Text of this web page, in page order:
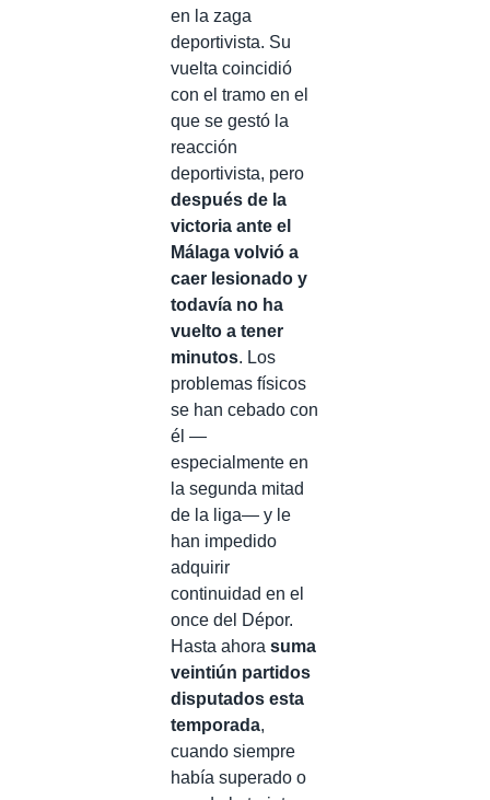
en la zaga
deportivista. Su
vuelta coincidió
con el tramo en el
que se gestó la
reacción
deportivista, pero
después de la
victoria ante el
Málaga volvió a
caer lesionado y
todavía no ha
vuelto a tener
minutos. Los
problemas físicos
se han cebado con
él —
especialmente en
la segunda mitad
de la liga— y le
han impedido
adquirir
continuidad en el
once del Dépor.
Hasta ahora suma
veintiún partidos
disputados esta
temporada,
cuando siempre
había superado o